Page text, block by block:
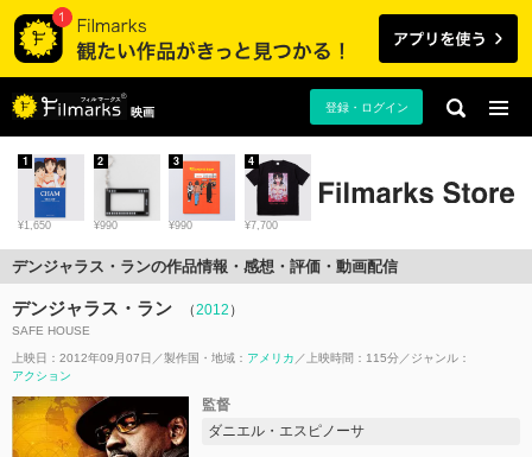
映画 登録・ログイン
¥1,650
1
¥990
2
¥990
3
¥7,700
4
デンジャラス・ランの作品情報・感想・評価・動画配信
デンジャラス・ラン （2012 ）
SAFE HOUSE
上映日：2012年09月07日 製作国・地域： アメリカ 上映時間：115分
ジャンル：
アクション
監督
ダニエル・エスピノーサ